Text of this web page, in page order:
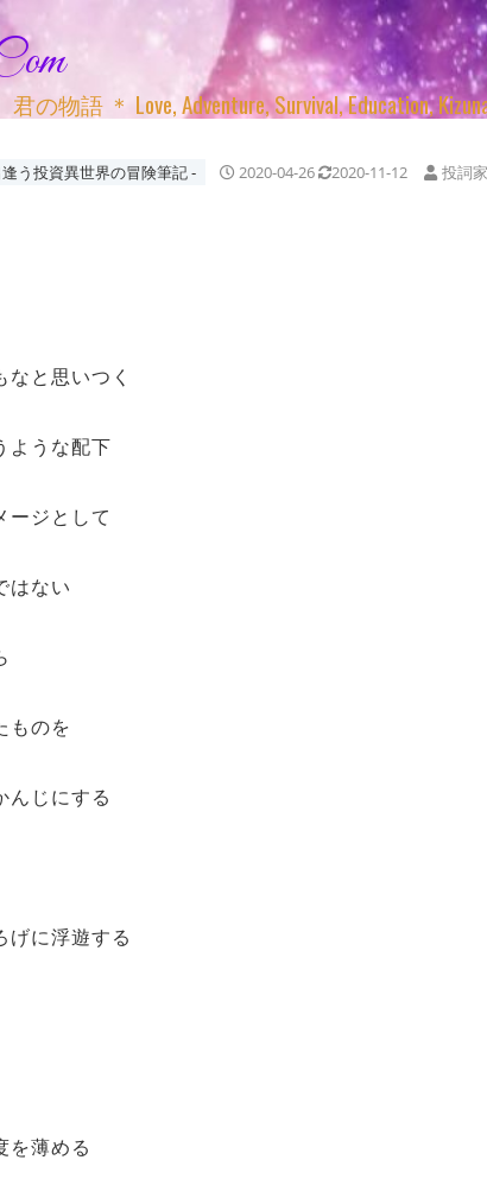
の物語 ＊ Love, Adventure, Survival,
逢う投資異世界の冒険筆記 ‐ 2020-04-26 2020-11-12 投詞家
と思いつく
うな配下
ジとして
はない
ものを
じにする
に浮遊する
薄める